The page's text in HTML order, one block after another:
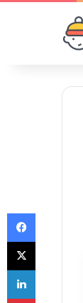
Facebook
X
LinkedIn
Pinterest